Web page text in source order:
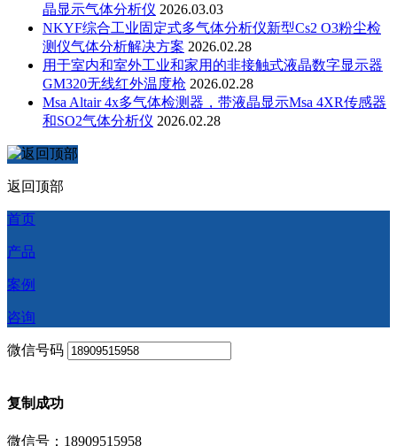
晶显示气体分析仪 2026.03.03
NKYF综合工业固定式多气体分析仪新型Cs2 O3粉尘检
测仪气体分析解决方案 2026.02.28
用于室内和室外工业和家用的非接触式液晶数字显示器
GM320无线红外温度枪 2026.02.28
Msa Altair 4x多气体检测器，带液晶显示Msa 4XR传感器
和SO2气体分析仪 2026.02.28
返回顶部
首页
产品
案例
咨询
微信号码
复制成功
微信号：18909515958